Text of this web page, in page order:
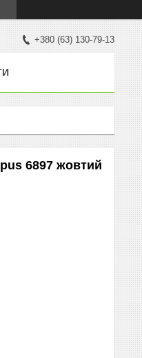
+380 (63) 130-79-13
6897 жовтий